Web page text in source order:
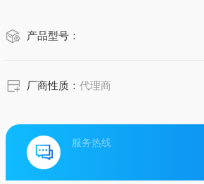
产品型号：
厂商性质：代理商
服务热线